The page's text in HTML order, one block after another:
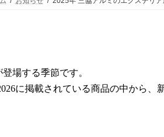
場する季節です。
に掲載されている商品の中から、